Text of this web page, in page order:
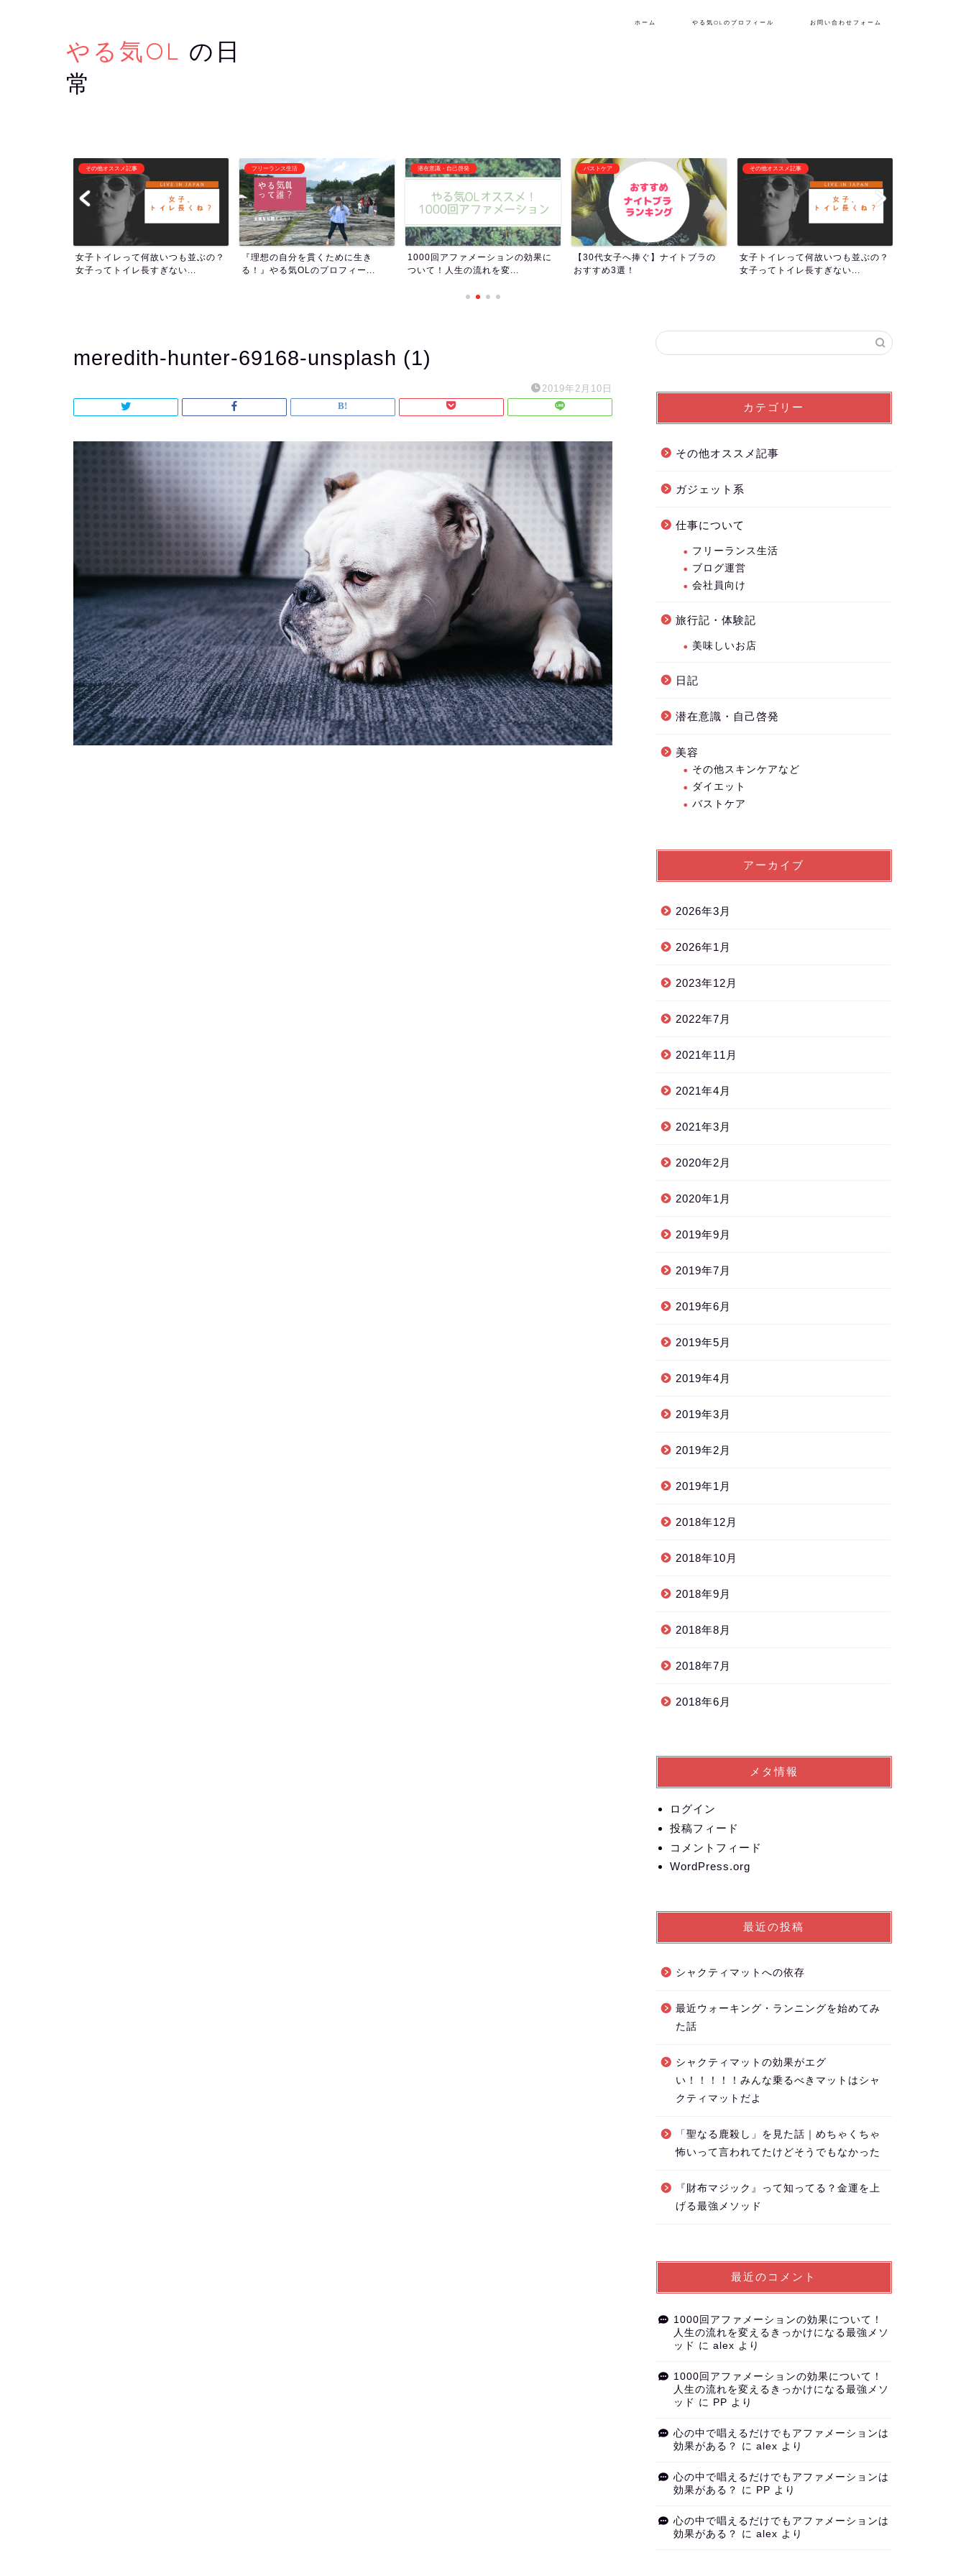
やる気OL の日
常
ホーム やる気OLのプロフィール お問い合わせフォーム
フリーランス生活
『理想の自分を貫くために生き
る！』やる気OLのプロフィー...
潜在意識・自己啓発
1000回アファメーションの効果に
ついて！人生の流れを変...
バストケア
【30代女子へ捧ぐ】ナイトブラの
おすすめ3選！
その他オススメ記事
女子トイレって何故いつも並ぶの？
女子ってトイレ長すぎない...
フリーランス生活
『理想の自分を貫くために生き
る！』やる気OLのプロフィー...
meredith-hunter-69168-unsplash (1)
2019年2月10日
カテゴリー
その他オススメ記事
ガジェット系
仕事について
フリーランス生活
ブログ運営
会社員向け
旅行記・体験記
美味しいお店
日記
潜在意識・自己啓発
美容
その他スキンケアなど
ダイエット
バストケア
アーカイブ
2026年3月
2026年1月
2023年12月
2022年7月
2021年11月
2021年4月
2021年3月
2020年2月
2020年1月
2019年9月
2019年7月
2019年6月
2019年5月
2019年4月
2019年3月
2019年2月
2019年1月
2018年12月
2018年10月
2018年9月
2018年8月
2018年7月
2018年6月
メタ情報
ログイン
投稿フィード
コメントフィード
WordPress.org
最近の投稿
シャクティマットへの依存
最近ウォーキング・ランニングを始めてみ
た話
シャクティマットの効果がエグ
い！！！！！みんな乗るべきマットはシャ
クティマットだよ
「聖なる鹿殺し」を見た話｜めちゃくちゃ
怖いって言われてたけどそうでもなかった
『財布マジック』って知ってる？金運を上
げる最強メソッド
最近のコメント
1000回アファメーションの効果について！
人生の流れを変えるきっかけになる最強メソ
ッド に alex より
1000回アファメーションの効果について！
人生の流れを変えるきっかけになる最強メソ
ッド に PP より
心の中で唱えるだけでもアファメーションは
効果がある？
に alex より
心の中で唱えるだけでもアファメーションは
効果がある？
に PP より
心の中で唱えるだけでもアファメーションは
効果がある？
に alex より